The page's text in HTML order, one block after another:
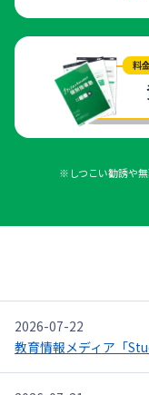
料
※しつこい勧誘や無
2026-07-22
教育情報メディア「